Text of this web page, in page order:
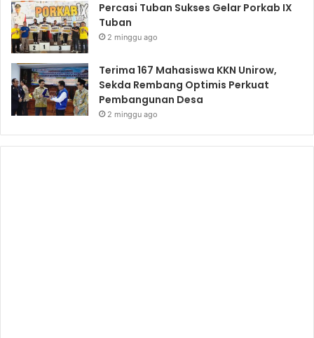
Percasi Tuban Sukses Gelar Porkab IX
Tuban
2 minggu ago
Terima 167 Mahasiswa KKN Unirow,
Sekda Rembang Optimis Perkuat
Pembangunan Desa
2 minggu ago